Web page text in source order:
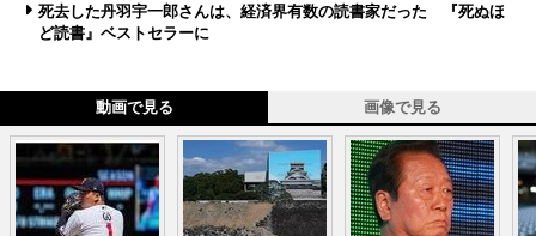
死去した丹羽宇一郎さんは、経済界有数の読書家だった 『死ぬほ
ど読書』ベストセラーに
動画で見る 画像で見る